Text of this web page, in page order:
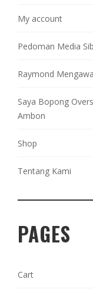
My account
Pedoman Media
Raymond
Saya Bopong
Ambon
Shop
Tentang Kami
PAGES
Cart